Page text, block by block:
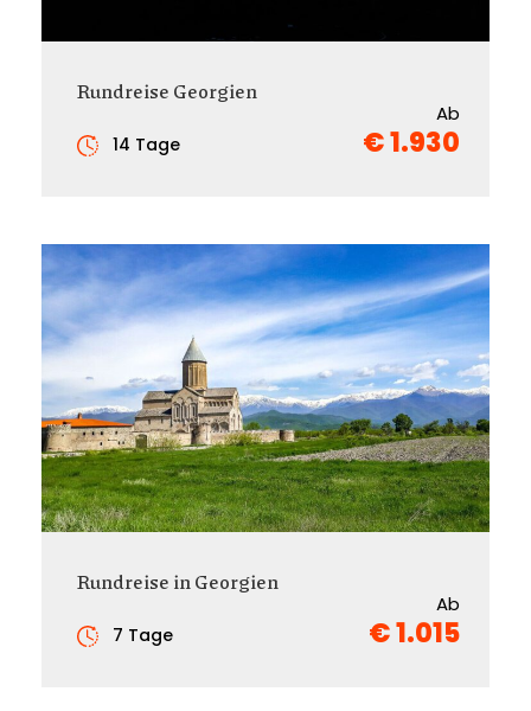
Rundreise Georgien
Ab
€ 1.930
14 Tage
Rundreise in Georgien
Ab
€ 1.015
7 Tage